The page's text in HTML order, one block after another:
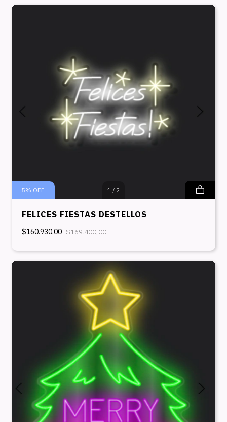
1 / 2
5% OFF
FELICES FIESTAS DESTELLOS
$160.930,00 $169.400,00